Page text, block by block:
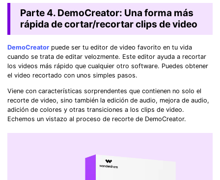
Parte 4. DemoCreator: Una forma más
rápida de cortar/recortar clips de video
DemoCreator puede ser tu editor de video favorito en tu vida
cuando se trata de editar velozmente. Este editor ayuda a recortar
los videos más rápido que cualquier otro software. Puedes obtener
el video recortado con unos simples pasos.
Viene con características sorprendentes que contienen no solo el
recorte de video, sino también la edición de audio, mejora de audio,
adición de colores y otras transiciones a los clips de video.
Echemos un vistazo al proceso de recorte de DemoCreator.